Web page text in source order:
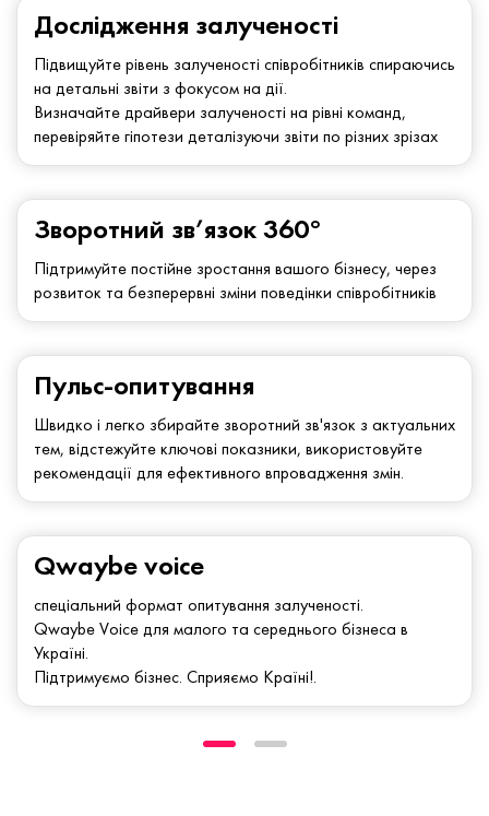
Дослідження залученості
Підвищуйте рівень залученості співробітників спираючись
на детальні звіти з фокусом на дії.
Визначайте драйвери залученості на рівні команд,
перевіряйте гіпотези деталізуючи звіти по різних зрізах
Зворотний зв’язок 360°
Підтримуйте постійне зростання вашого бізнесу, через
розвиток та безперервні зміни поведінки співробітників
Qwaybe voice
спеціальний формат опитування залученості.
Qwaybe Voice для малого та середнього бізнеса в
Україні.
Підтримуємо бізнес. Сприяємо Країні!.
Пульс-опитування
Швидко і легко збирайте зворотний зв'язок з актуальних
тем, відстежуйте ключові показники, використовуйте
рекомендації для ефективного впровадження змін.